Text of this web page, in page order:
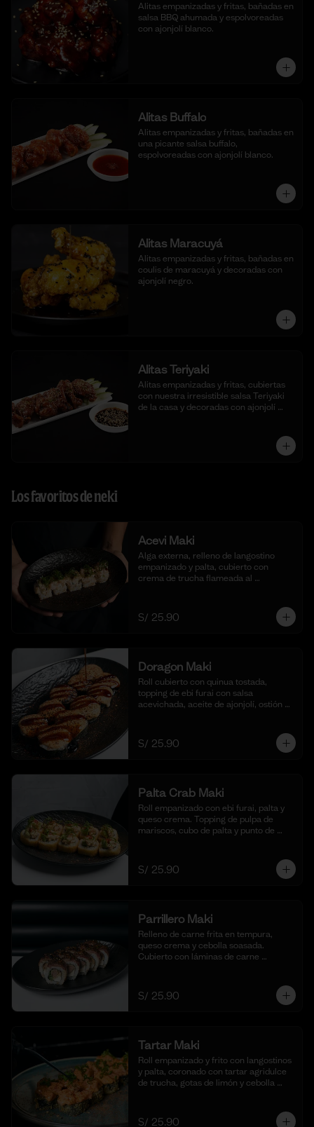
Alitas empanizadas y fritas, bañadas en
salsa BBQ ahumada y espolvoreadas
con ajonjolí blanco.
Alitas Buffalo
Alitas empanizadas y fritas, bañadas en
una picante salsa buffalo,
espolvoreadas con ajonjolí blanco.
Alitas Maracuyá
Alitas empanizadas y fritas, bañadas en
coulis de maracuyá y decoradas con
ajonjolí negro.
Alitas Teriyaki
Alitas empanizadas y fritas, cubiertas
con nuestra irresistible salsa Teriyaki
de la casa y decoradas con ajonjolí
Los favoritos de neki
Acevi Maki
Alga externa, relleno de langostino
empanizado y palta, cubierto con
crema de trucha flameada al
S/ 25.90
Doragon Maki
Roll cubierto con quinua tostada,
topping de ebi furai con salsa
acevichada, aceite de ajonjolí, ostión y
S/ 25.90
Palta Crab Maki
Roll empanizado con ebi furai, palta y
queso crema. Topping de pulpa de
mariscos, cubo de palta y punto de
S/ 25.90
Parrillero Maki
Relleno de carne frita en tempura,
queso crema y cebolla soasada.
Cubierto con láminas de carne
S/ 25.90
Tartar Maki
Roll empanizado y frito con langostinos
y palta, coronado con tartar agridulce
de trucha, gotas de limón y cebolla
S/ 25.90